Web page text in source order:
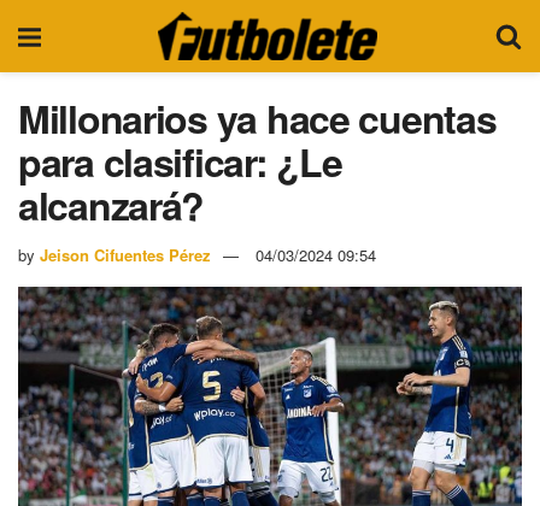
Millonarios ya hace cuentas
para clasificar: ¿Le
alcanzará?
by Jeison Cifuentes Pérez 04/03/2024 09:54